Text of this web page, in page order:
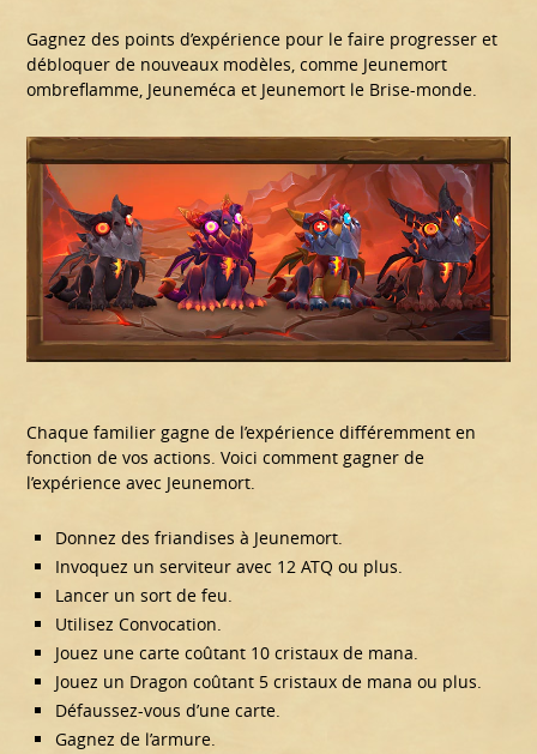
Gagnez des points d’expérience pour le faire progresser et
débloquer de nouveaux modèles, comme Jeunemort
ombreflamme, Jeuneméca et Jeunemort le Brise-monde.
Chaque familier gagne de l’expérience différemment en
fonction de vos actions. Voici comment gagner de
l’expérience avec Jeunemort.
Donnez des friandises à Jeunemort.
Invoquez un serviteur avec 12 ATQ ou plus.
Lancer un sort de feu.
Utilisez Convocation.
Jouez une carte coûtant 10 cristaux de mana.
Jouez un Dragon coûtant 5 cristaux de mana ou plus.
Défaussez-vous d’une carte.
Gagnez de l’armure.